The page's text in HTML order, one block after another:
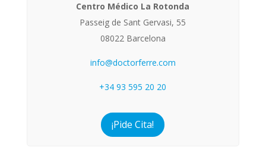
Centro Médico La Rotonda
Passeig de Sant Gervasi, 55
08022 Barcelona
info@doctorferre.com
+34 93 595 20 20
¡Pide Cita!